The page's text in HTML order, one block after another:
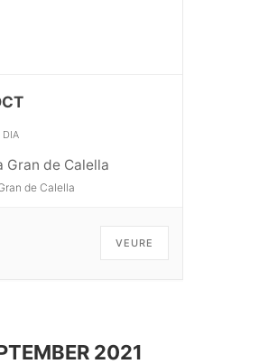
DIA
Gran de Calella
de Calella
VEURE
2021